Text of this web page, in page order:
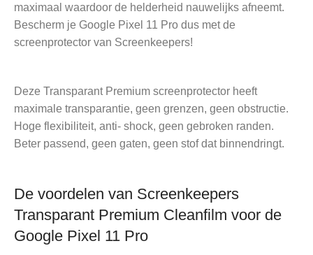
maximaal waardoor de helderheid nauwelijks afneemt.
Bescherm je Google Pixel 11 Pro dus met de
screenprotector van Screenkeepers!
Deze Transparant Premium screenprotector heeft
maximale transparantie, geen grenzen, geen obstructie.
Hoge flexibiliteit, anti- shock, geen gebroken randen.
Beter passend, geen gaten, geen stof dat binnendringt.
De voordelen van Screenkeepers
Transparant Premium Cleanfilm voor de
Google Pixel 11 Pro